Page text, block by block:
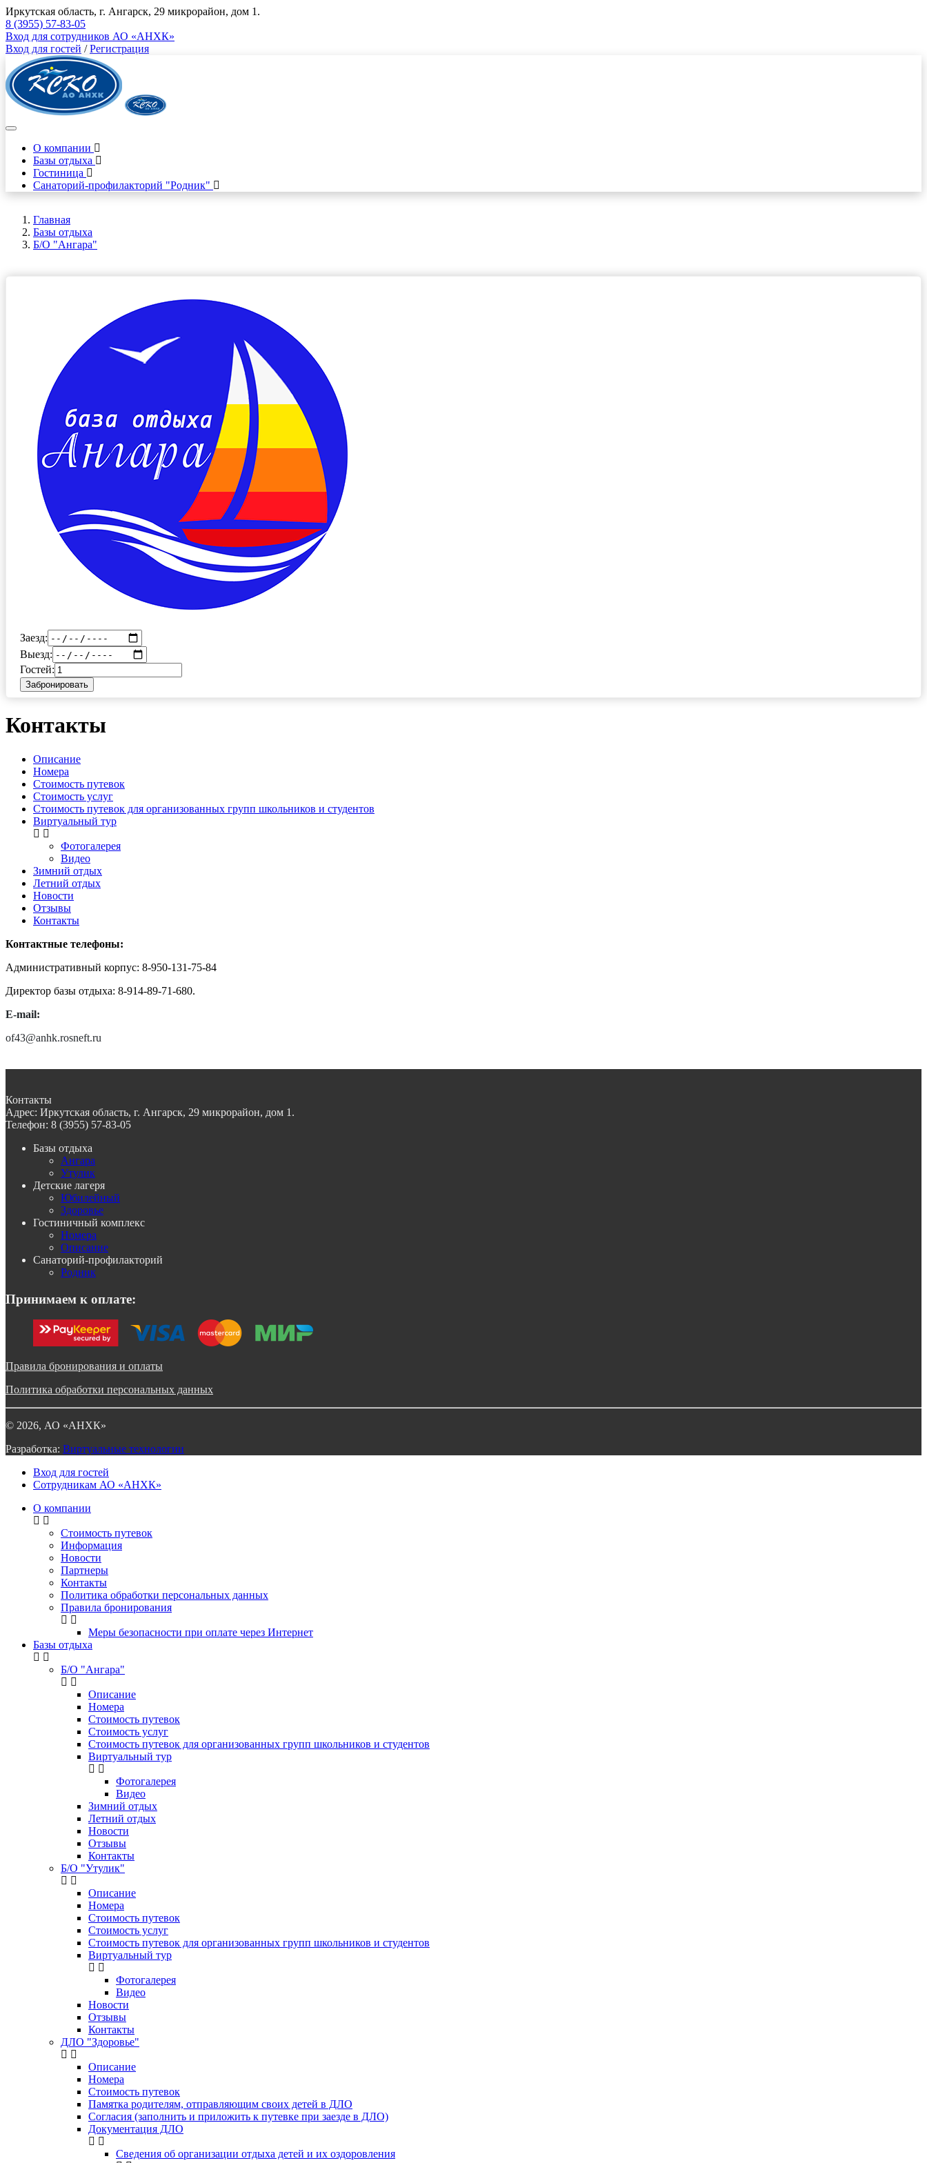
Иркутская область, г. Ангарск, 29 микрорайон, дом 1.
8 (3955) 57-83-05
Вход для сотрудников АО «АНХК»
Вход для гостей /Регистрация
О компании
Базы отдыха
Гостиница
Санаторий-профилакторий "Родник"
Главная
Базы отдыха
Б/О "Ангара"
Заезд:
Выезд:
Гостей:
Забронировать
Контакты
Описание
Номера
Стоимость путевок
Стоимость услуг
Стоимость путевок для организованных групп школьников и студентов
Виртуальный тур
Фотогалерея
Видео
Зимний отдых
Летний отдых
Новости
Отзывы
Контакты
Контактные телефоны:
Административный корпус: 8-950-131-75-84
Директор базы отдыха: 8-914-89-71-680.
E-mail:
of43@anhk.rosneft.ru
Контакты
Адрес: Иркутская область, г. Ангарск, 29 микрорайон, дом 1.
Телефон: 8 (3955) 57-83-05
Базы отдыха
Ангара
Утулик
Детские лагеря
Юбилейный
Здоровье
Гостиничный комплекс
Номера
Описание
Санаторий-профилакторий
Родник
Принимаем к оплате:
Правила бронирования и оплаты
Политика обработки персональных данных
© 2026, АО «АНХК»
Разработка: Виртуальные технологии
Вход для гостей
Сотрудникам АО «АНХК»
О компании
Стоимость путевок
Информация
Новости
Партнеры
Контакты
Политика обработки персональных данных
Правила бронирования
Меры безопасности при оплате через Интернет
Базы отдыха
Б/О "Ангара"
Описание
Номера
Стоимость путевок
Стоимость услуг
Стоимость путевок для организованных групп школьников и студентов
Виртуальный тур
Фотогалерея
Видео
Зимний отдых
Летний отдых
Новости
Отзывы
Контакты
Б/О "Утулик"
Описание
Номера
Стоимость путевок
Стоимость услуг
Стоимость путевок для организованных групп школьников и студентов
Виртуальный тур
Фотогалерея
Видео
Новости
Отзывы
Контакты
ДЛО "Здоровье"
Описание
Номера
Стоимость путевок
Памятка родителям, отправляющим своих детей в ДЛО
Согласия (заполнить и приложить к путевке при заезде в ДЛО)
Документация ДЛО
Сведения об организации отдыха детей и их оздоровления